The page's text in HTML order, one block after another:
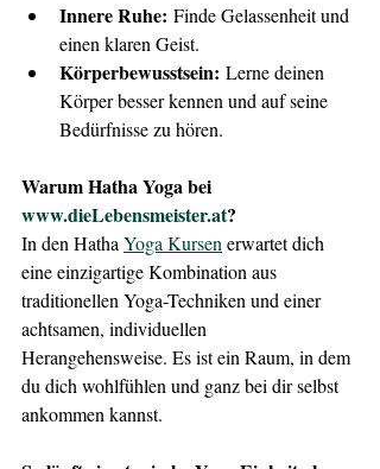
Innere Ruhe: Finde Gelassenheit und
einen klaren Geist.
Körperbewusstsein: Lerne deinen
Körper besser kennen und auf seine
Bedürfnisse zu hören.
Warum Hatha Yoga bei
www.dieLebensmeister.at?
In den Hatha Yoga Kursen erwartet dich
eine einzigartige Kombination aus
traditionellen Yoga-Techniken und einer
achtsamen, individuellen
Herangehensweise. Es ist ein Raum, in dem
du dich wohlfühlen und ganz bei dir selbst
ankommen kannst.